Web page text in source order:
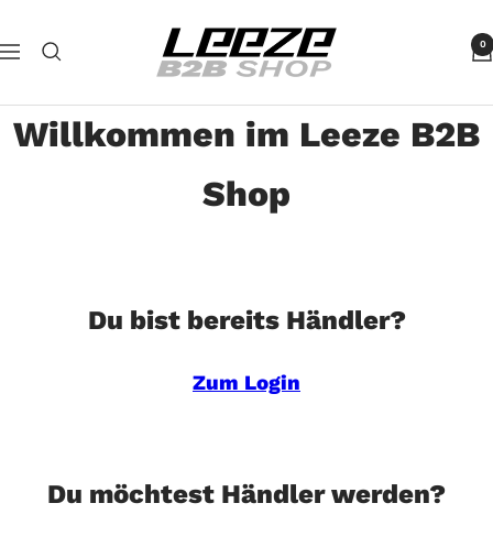
zum
Navigation
Leeze
B2B
0
Willkommen im Leeze B2B
Shop
Du bist bereits Händler?
Zum Login
Du möchtest Händler werden?